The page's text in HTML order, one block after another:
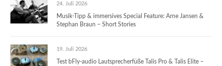
24. Juli 2026
Musik-Tipp & immersives Special Feature: Arne Jansen &
Stephan Braun – Short Stories
19. Juli 2026
Test bFly-audio Lautsprecherfüße Talis Pro & Talis Elite –